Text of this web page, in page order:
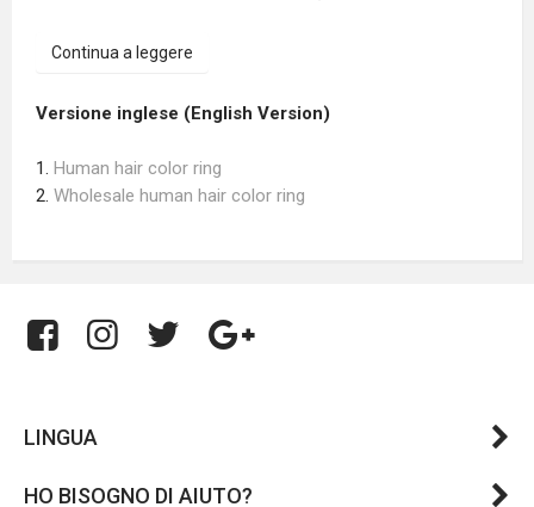
Continua a leggere
Versione inglese (English Version)
1. Human hair color ring
2. Wholesale human hair color ring
LINGUA
HO BISOGNO DI AIUTO?